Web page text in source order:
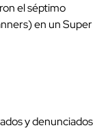
el séptimo
en un Super
y denunciados